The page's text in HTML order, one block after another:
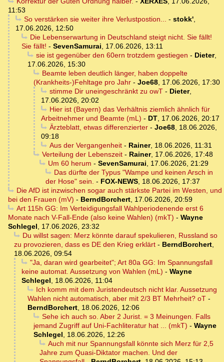
11:53
So verstärken sie weiter ihre Verlustpostion... - stokk',
17.06.2026, 12:50
Die Lebenserwartung in Deutschland steigt nicht. Sie fällt!
Sie fällt! - SevenSamurai, 17.06.2026, 13:11
sie ist gegenüber den 60ern trotzdem gestiegen - Dieter,
17.06.2026, 15:30
Beamte leben deutlich länger, haben doppelte
(Krankheits-)Fehltage pro Jahr - Joe68, 17.06.2026, 17:30
stimme Dir uneingeschränkt zu owT- Dieter,
17.06.2026, 20:02
Hier ist (Bayern) das Verhältnis ziemlich ähnlich für
Arbeitnehmer und Beamte (mL) - DT, 17.06.2026, 20:17
Ärzteblatt, etwas differenzierter- Joe68, 18.06.2026,
09:18
Aus der Vergangenheit- Rainer, 18.06.2026, 11:31
Verteilung der Lebenszeit- Rainer, 17.06.2026, 17:48
Um 60 herum - SevenSamurai, 17.06.2026, 21:29
Das dürfte der Typus "Wampe und keinen Arsch in
der Hose" sein. - FOX-NEWS, 18.06.2026, 17:37
Die AfD ist inzwischen sogar auch stärkste Partei im Westen, und
bei den Frauen (mV) - BerndBorchert, 17.06.2026, 20:59
Art 115h GG: Im Verteidigungsfall Wahlperiodenende erst 6
Monate nach V-Fall-Ende (also keine Wahlen) (mkT) - Wayne
Schlegel, 17.06.2026, 23:32
Du willst sagen: Merz könnte darauf spekulieren, Russland so
zu provozieren, dass es DE den Krieg erklärt - BerndBorchert,
18.06.2026, 09:54
"Ja, daran wird gearbeitet"; Art 80a GG: Im Spannungsfall
keine automat. Aussetzung von Wahlen (mL) - Wayne
Schlegel, 18.06.2026, 11:04
Ich komm mit dem Juristendeutsch nicht klar. Aussetzung
Wahlen nicht automatisch, aber mit 2/3 BT Mehrheit? oT -
BerndBorchert, 18.06.2026, 12:06
Sehe ich auch so. Aber 2 Jurist. = 3 Meinungen. Falls
jemand Zugriff auf Uni-Fachliteratur hat ... (mkT) - Wayne
Schlegel, 18.06.2026, 12:26
Auch mit nur Spannungsfall könnte sich Merz für 2,5
Jahre zum Quasi-Diktator machen. Und der